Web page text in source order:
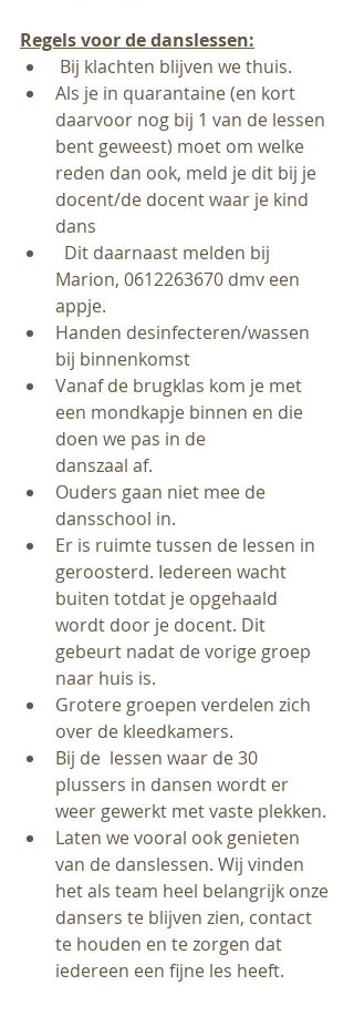
Regels voor de danslessen:
Bij klachten blijven we thuis.
Als je in quarantaine (en kort
daarvoor nog bij 1 van de lessen
bent geweest) moet om welke
reden dan ook, meld je dit bij je
docent/de docent waar je kind
dans
Marion, 0612263670 dmv een
appje.
Handen desinfecteren/wassen
bij binnenkomst
Vanaf de brugklas kom je met
een mondkapje binnen en die
doen we pas in de
danszaal af.
Ouders gaan niet mee de
dansschool in.
Er is ruimte tussen de lessen in
geroosterd. Iedereen wacht
buiten totdat je opgehaald
wordt door je docent. Dit
gebeurt nadat de vorige groep
naar huis is.
Grotere groepen verdelen zich
over de kleedkamers.
Bij de  lessen waar de 30
plussers in dansen wordt er
weer gewerkt met vaste plekken.
Laten we vooral ook genieten
van de danslessen. Wij vinden
het als team heel belangrijk onze
dansers te blijven zien, contact
te houden en te zorgen dat
iedereen een fijne les heeft.